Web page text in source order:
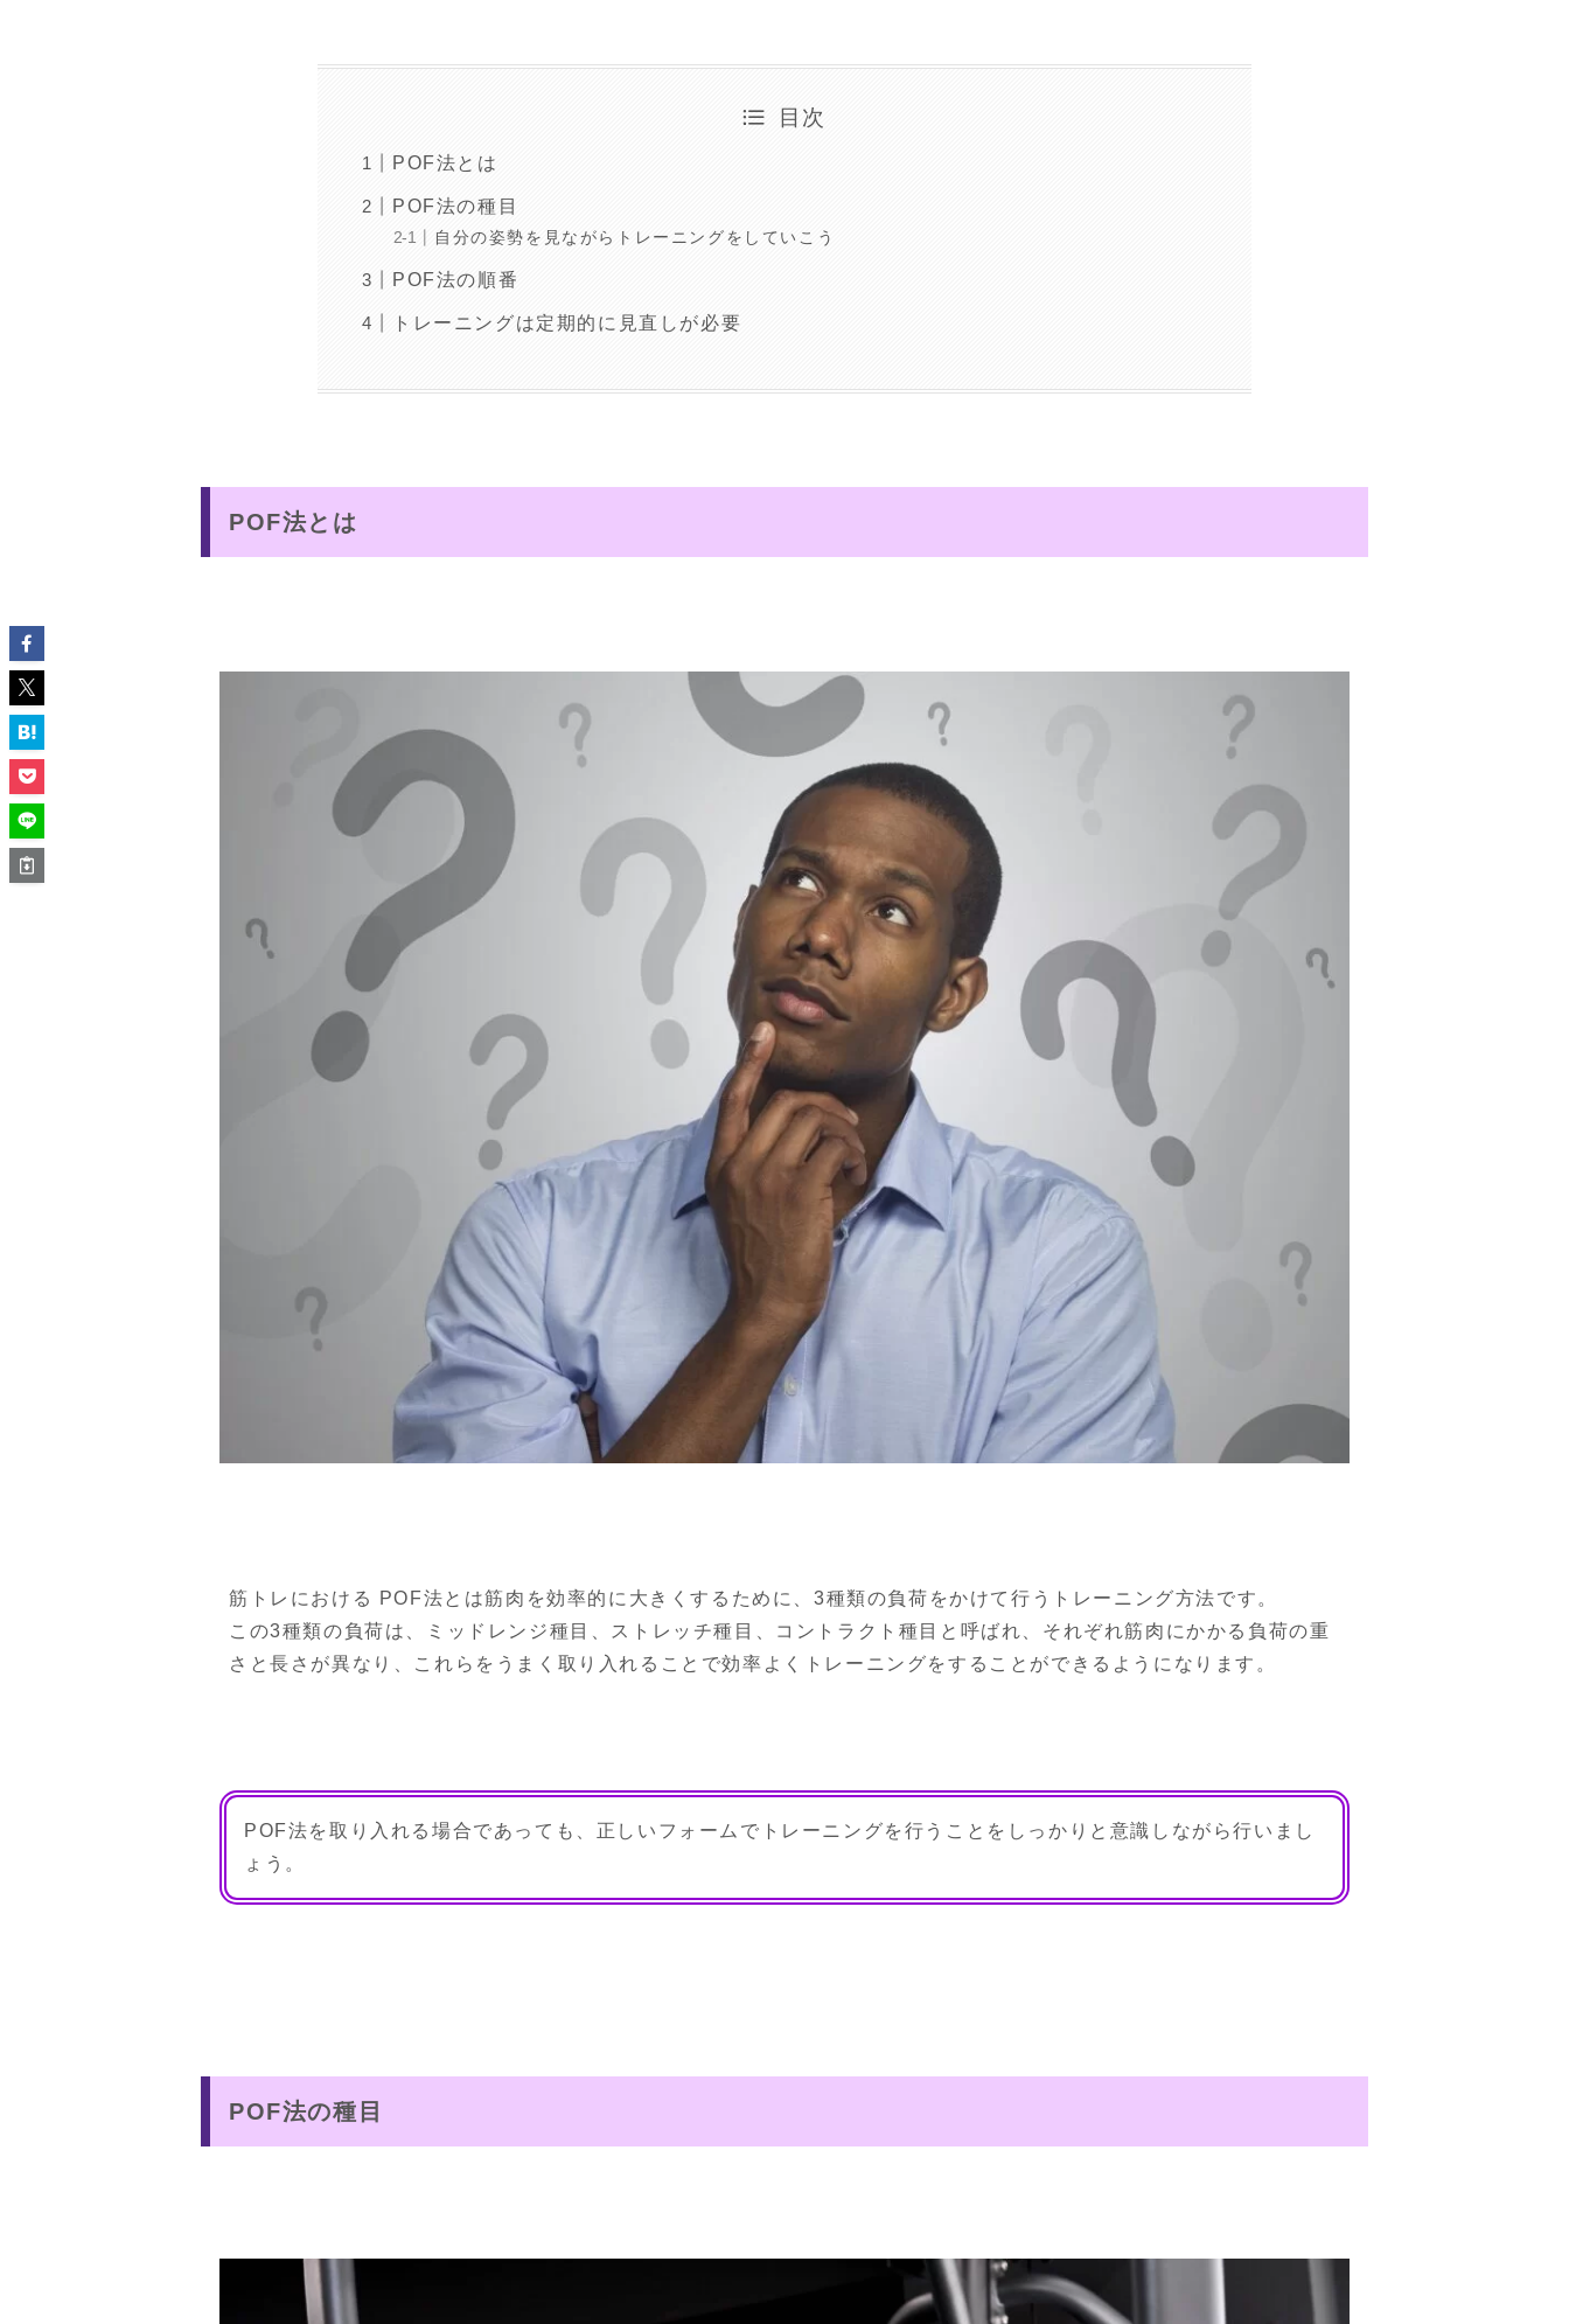
目次
POF法とは
POF法の種目
自分の姿勢を見ながらトレーニングをしていこう
POF法の順番
トレーニングは定期的に見直しが必要
POF法とは
筋トレにおける POF法とは筋肉を効率的に大きくするために、3種類の負荷をかけて行うトレーニング方法です。
この3種類の負荷は、ミッドレンジ種目、ストレッチ種目、コントラクト種目と呼ばれ、それぞれ筋肉にかかる負荷の重
さと長さが異なり、これらをうまく取り入れることで効率よくトレーニングをすることができるようになります。
POF法を取り入れる場合であっても、正しいフォームでトレーニングを行うことをしっかりと意識しながら行いまし
ょう。
POF法の種目